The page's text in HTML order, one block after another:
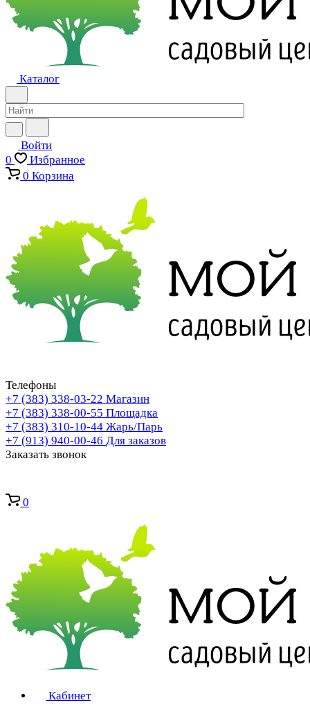
Каталог
Войти
0
Избранное
0 Корзина
Телефоны
+7 (383) 338-03-22 Магазин
+7 (383) 338-00-55 Площадка
+7 (383) 310-10-44 Жарь/Парь
+7 (913) 940-00-46 Для заказов
Заказать звонок
0
Кабинет